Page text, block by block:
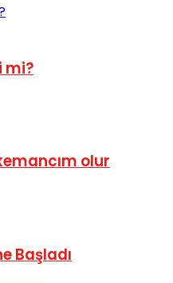
mi?
olur
Başladı